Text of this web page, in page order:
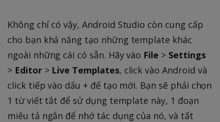
Không chỉ có vậy, Android Studio còn cung cấp
cho bạn khả năng tạo những template khác
ngoài những cái có sẵn. Hãy vào File > Settings
> Editor> Live Templates, click vào Android và
click tiếp vào dấu + để tạo mới. Bạn sẽ phải chọn
1 từ viết tắt để sử dụng template này, 1 đoạn
miêu tả ngắn để nhớ tác dụng của nó, và tất